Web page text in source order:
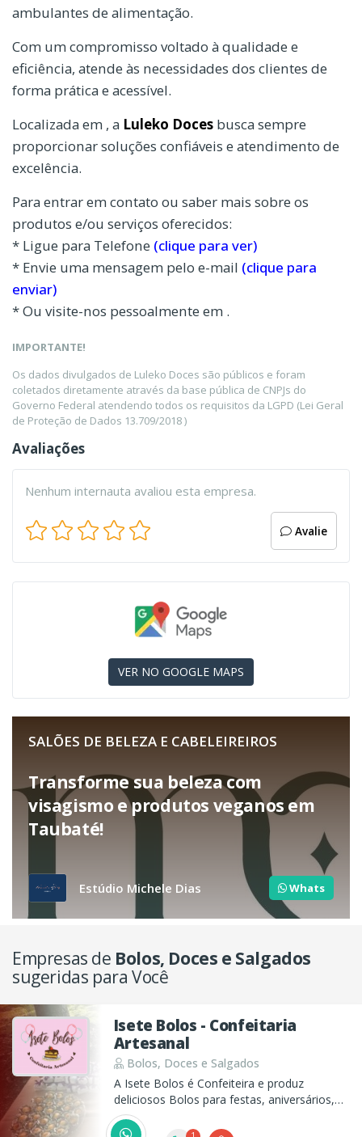
ambulantes de alimentação.
Com um compromisso voltado à qualidade e
eficiência, atende às necessidades dos clientes de
forma prática e acessível.
Localizada em , a Luleko Doces busca sempre
proporcionar soluções confiáveis e atendimento de
excelência.
Para entrar em contato ou saber mais sobre os
produtos e/ou serviços oferecidos:
* Ligue para Telefone (clique para ver)
* Envie uma mensagem pelo e-mail (clique para
enviar)
* Ou visite-nos pessoalmente em .
IMPORTANTE!
Os dados divulgados de Luleko Doces são públicos e foram
coletados diretamente através da base pública de CNPJs do
Governo Federal atendendo todos os requisitos da LGPD (Lei Geral
de Proteção de Dados 13.709/2018 )
Avaliações
Nenhum internauta avaliou esta empresa.
Avalie
VER NO GOOGLE MAPS
SALÕES DE BELEZA E CABELEIREIROS
Transforme sua beleza com
visagismo e produtos veganos em
Taubaté!
Estúdio Michele Dias Whats
Empresas de Bolos, Doces e Salgados
sugeridas para Você
Isete Bolos - Confeitaria
Artesanal
Bolos, Doces e Salgados
A Isete Bolos é Confeiteira e produz
deliciosos Bolos para festas, aniversários,
café da tarde e eventos, além de centos de
brigadeiro, beijinho, doces finos, salgados e